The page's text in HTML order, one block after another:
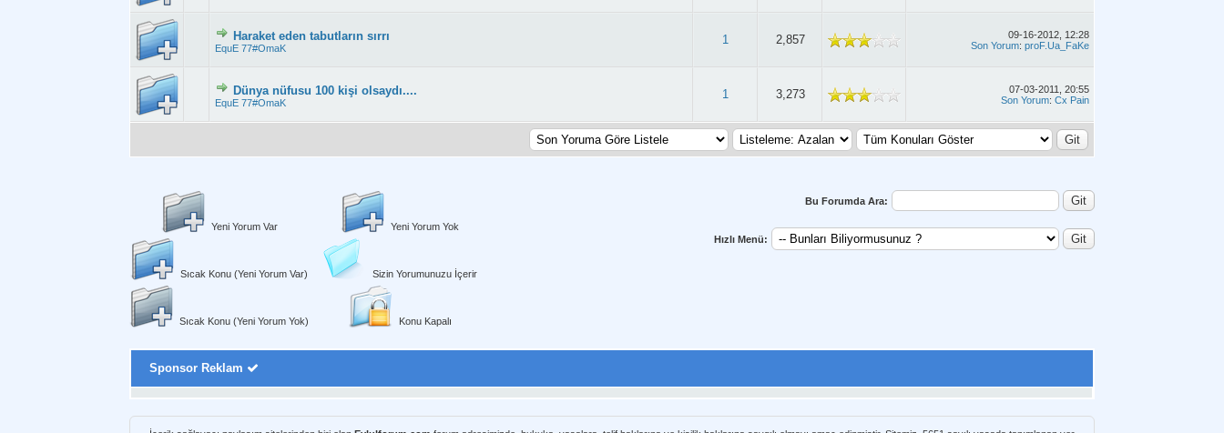
Haraket eden tabutların sırrı
EquE 77#OmaK
1 2,857
Derecelendirme: 2.6/5 - 40 oy
09-16-2012, 12:28
Son Yorum: proF.Ua_FaKe
Dünya nüfusu 100 kişi olsaydı....
EquE 77#OmaK
1 3,273
Derecelendirme: 3.1/5 - 51 oy
07-03-2011, 20:55
Son Yorum: Cx Pain
Yeni Yorum Var
Sıcak Konu (Yeni Yorum Var)
Sıcak Konu (Yeni Yorum Yok)
Yeni Yorum Yok
Sizin Yorumunuzu İçerir
Konu Kapalı
Bu Forumda Ara:
Hızlı Menü:
Sponsor Reklam